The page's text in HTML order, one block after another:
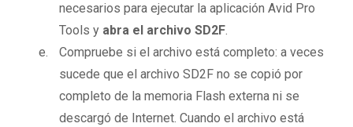
necesarios para ejecutar la aplicación Avid Pro
Tools y abra el archivo SD2F.
Compruebe si el archivo está completo: a veces
sucede que el archivo SD2F no se copió por
completo de la memoria Flash externa ni se
descargó de Internet. Cuando el archivo está